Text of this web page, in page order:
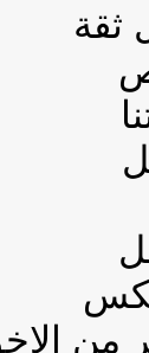
ثقة
من